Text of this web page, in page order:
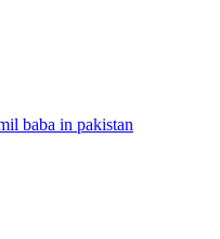
baba in pakistan